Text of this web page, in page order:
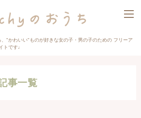
"かわいい"ものが好きな女の子・男の子のための フリーア
トです♩
事一覧